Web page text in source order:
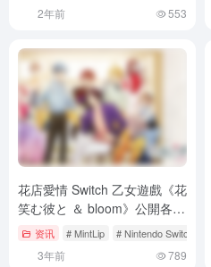
2年前 553
花店愛情 Switch 乙女遊戲《花
笑む彼と ＆ bloom》公開各路
線對應女角＆故事大綱
资讯 # MintLip # Nintendo Switch
3年前 789